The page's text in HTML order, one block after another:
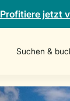
Profitiere jetzt
Suchen &